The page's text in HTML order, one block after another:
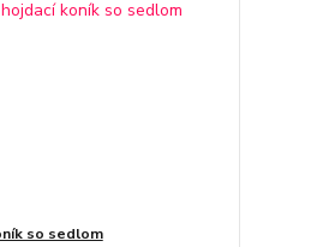
so sedlom